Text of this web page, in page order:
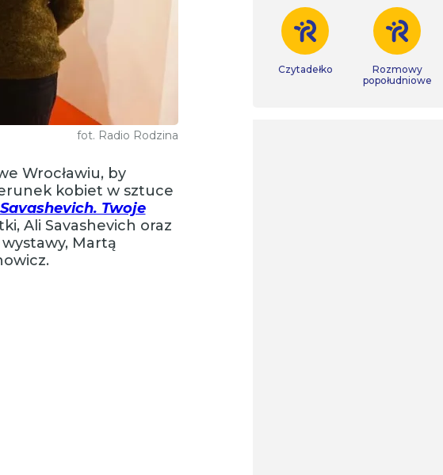
fot. Radio Rodzina
Wrocławiu, by
kobiet w sztuce
Twoje
Ali Savashevich oraz
Martą
Czytadełko
Rozmowy
popołudniowe